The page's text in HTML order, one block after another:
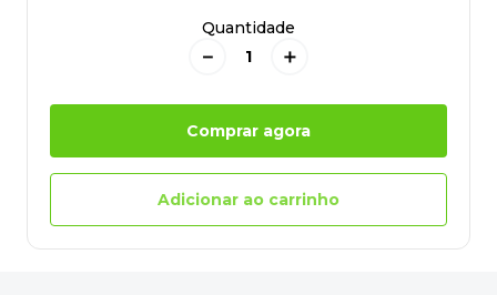
Quantidade
＋
－
Comprar agora
Adicionar ao carrinho